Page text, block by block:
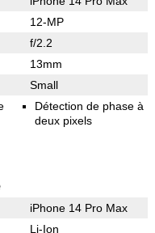
12-MP
f/2.2
13mm
Small
Détection de phase à
deux pixels
iPhone 14 Pro Max
Li-Ion